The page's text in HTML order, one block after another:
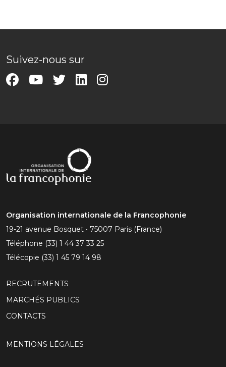
Suivez-nous sur
Organisation internationale de la Francophonie
19-21 avenue Bosquet • 75007 Paris (France)
Téléphone (33) 1 44 37 33 25
Télécopie (33) 1 45 79 14 98
RECRUTEMENTS
MARCHÉS PUBLICS
CONTACTS
MENTIONS LÉGALES